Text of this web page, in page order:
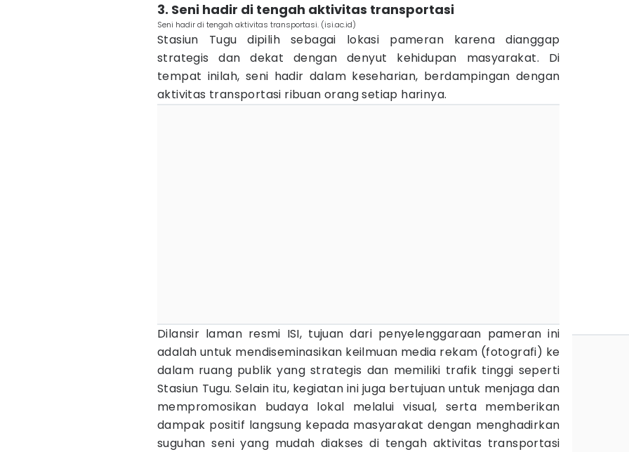
3. Seni hadir di tengah aktivitas transportasi
Seni hadir di tengah aktivitas transportasi. (isi.ac.id)
Stasiun Tugu dipilih sebagai lokasi pameran karena dianggap
strategis dan dekat dengan denyut kehidupan masyarakat. Di
tempat inilah, seni hadir dalam keseharian, berdampingan dengan
aktivitas transportasi ribuan orang setiap harinya.
Dilansir laman resmi ISI, tujuan dari penyelenggaraan pameran ini
adalah untuk mendiseminasikan keilmuan media rekam (fotografi) ke
dalam ruang publik yang strategis dan memiliki trafik tinggi seperti
Stasiun Tugu. Selain itu, kegiatan ini juga bertujuan untuk menjaga dan
mempromosikan budaya lokal melalui visual, serta memberikan
dampak positif langsung kepada masyarakat dengan menghadirkan
suguhan seni yang mudah diakses di tengah aktivitas transportasi